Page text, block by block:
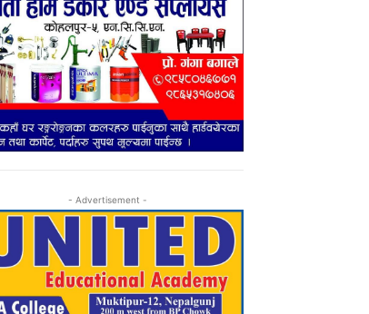
- Advertisement -